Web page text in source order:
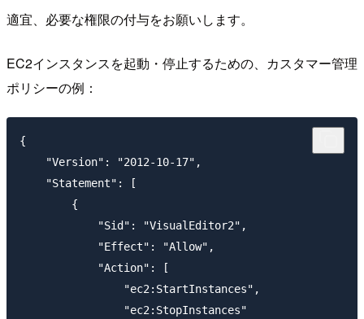
適宜、必要な権限の付与をお願いします。
EC2インスタンスを起動・停止するための、カスタマー管理
ポリシーの例：
{
    "Version": "2012-10-17",
    "Statement": [
        {
            "Sid": "VisualEditor2",
            "Effect": "Allow",
            "Action": [
                "ec2:StartInstances",
                "ec2:StopInstances"